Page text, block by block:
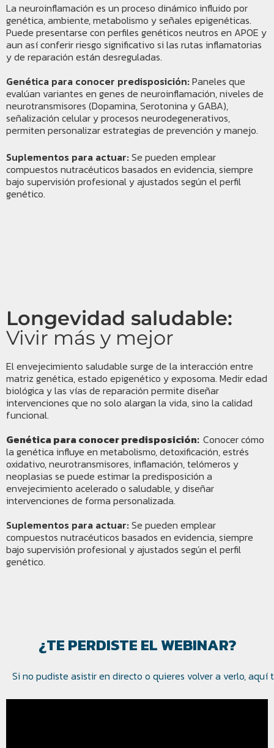
La neuroinflamación es un proceso dinámico influido por
genética, ambiente, metabolismo y señales epigenéticas.
Puede presentarse con perfiles genéticos neutros en APOE y
aun así conferir riesgo significativo si las rutas inflamatorias
y de reparación están desreguladas.
Genética para conocer predisposición:Paneles que
evalúan variantes en genes de neuroinflamación, niveles de
neurotransmisores (Dopamina, Serotonina y GABA),
señalización celular y procesos neurodegenerativos,
permiten personalizar estrategias de prevención y manejo.
Suplementos para actuar:Se pueden emplear
compuestos nutracéuticos basados en evidencia, siempre
bajo supervisión profesional y ajustados según el perfil
genético.
Longevidad saludable:
Vivir más y mejor
El envejecimiento saludable surge de la interacción entre
matriz genética, estado epigenético y exposoma. Medir edad
biológica y las vías de reparación permite diseñar
intervenciones que no solo alargan la vida, sino la calidad
funcional.
Genética para conocer predisposición: Conocer cómo
la genética influye en metabolismo, detoxificación, estrés
oxidativo, neurotransmisores, inflamación, telómeros y
neoplasias se puede estimar la predisposición a
envejecimiento acelerado o saludable, y diseñar
intervenciones de forma personalizada.
Suplementos para actuar:Se pueden emplear
compuestos nutracéuticos basados en evidencia, siempre
bajo supervisión profesional y ajustados según el perfil
genético.
¿TE PERDISTE EL WEBINAR?
Si no pudiste asistir en directo o quieres volver a verlo,